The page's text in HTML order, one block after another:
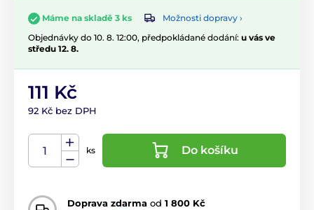
Máme na skladě 3 ks
Možnosti dopravy ›
Objednávky do 10. 8. 12:00, předpokládané dodání: u vás ve
středu 12. 8.
111 Kč
92 Kč bez DPH
ks Do košíku
Doprava zdarma od 1 800 Kč